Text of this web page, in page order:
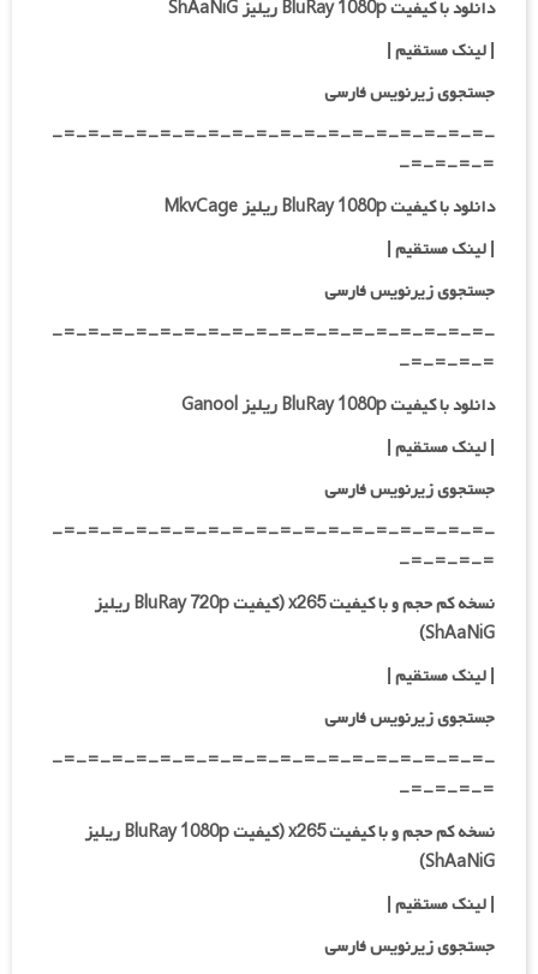
دانلود با کیفیت BluRay 1080p ریلیز ShAaNiG
|لینک مستقیم|
جستجوی زیرنویس فارسی
-=-=-=-=-=-=-=-=-=-=-=-=-=-=-=-=-=-=-
=-=-=-=-
دانلود با کیفیت BluRay 1080p ریلیز MkvCage
|لینک مستقیم|
جستجوی زیرنویس فارسی
-=-=-=-=-=-=-=-=-=-=-=-=-=-=-=-=-=-=-
=-=-=-=-
دانلود با کیفیت BluRay 1080p ریلیز Ganool
|لینک مستقیم|
جستجوی زیرنویس فارسی
-=-=-=-=-=-=-=-=-=-=-=-=-=-=-=-=-=-=-
=-=-=-=-
نسخه کم حجم و با کیفیت x265 (کیفیت BluRay 720p ریلیز
ShAaNiG)
| لینک مستقیم |
جستجوی زیرنویس فارسی
-=-=-=-=-=-=-=-=-=-=-=-=-=-=-=-=-=-=-
=-=-=-=-
نسخه کم حجم و با کیفیت x265 (کیفیت BluRay 1080p ریلیز
ShAaNiG)
| لینک مستقیم |
جستجوی زیرنویس فارسی